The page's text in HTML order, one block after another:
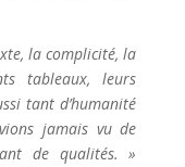
la complicité, la
tableaux, leurs
tant d’humanité
jamais vu de
de qualités. »